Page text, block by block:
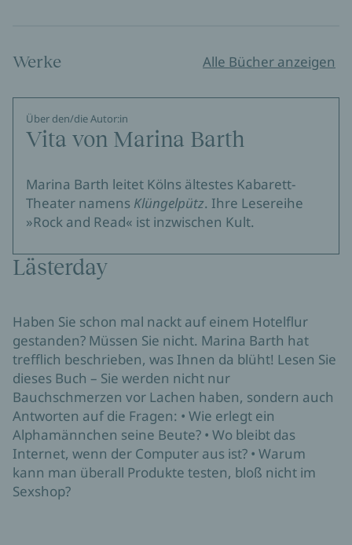
Werke Alle Bücher anzeigen
Über den/die Autor:in
Vita von Marina Barth
Marina Barth leitet Kölns ältestes Kabarett-
Theater namens Klüngelpütz. Ihre Lesereihe
»Rock and Read« ist inzwischen Kult.
Lästerday
Haben Sie schon mal nackt auf einem Hotelflur
gestanden? Müssen Sie nicht. Marina Barth hat
trefflich beschrieben, was Ihnen da blüht! Lesen Sie
dieses Buch – Sie werden nicht nur
Bauchschmerzen vor Lachen haben, sondern auch
Antworten auf die Fragen: • Wie erlegt ein
Alphamännchen seine Beute? • Wo bleibt das
Internet, wenn der Computer aus ist? • Warum
kann man überall Produkte testen, bloß nicht im
Sexshop?